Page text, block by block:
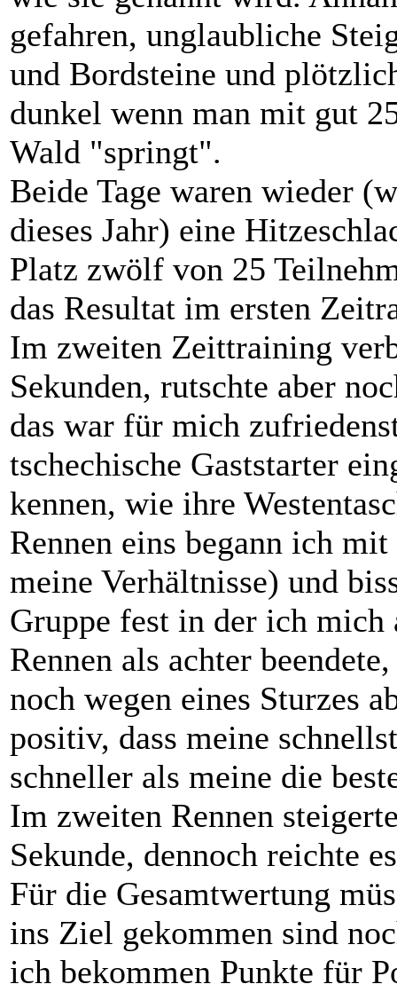
gefahren, unglaubliche
und Bordsteine und
dunkel wenn man mit gut
Wald "springt".
Beide Tage waren wieder
dieses Jahr) eine
Platz zwölf von 25
das Resultat im ersten
Im zweiten Zeittraining
Sekunden, rutschte aber
das war für mich
tschechische Gaststarter
kennen, wie ihre
Rennen eins begann ich
meine Verhältnisse) und
Gruppe fest in der ich mich
Rennen als achter
noch wegen eines Sturzes
positiv, dass meine
schneller als meine die
Im zweiten Rennen
Sekunde, dennoch reichte
Für die Gesamtwertung
ins Ziel gekommen sind
ich bekommen Punkte für